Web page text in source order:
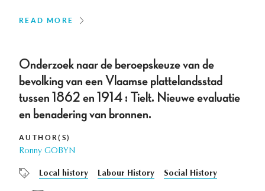
READ MORE
Onderzoek naar de beroepskeuze van de
bevolking van een Vlaamse plattelandsstad
tussen 1862 en 1914 : Tielt. Nieuwe evaluatie
en benadering van bronnen.
AUTHOR(S)
Ronny GOBYN
Local history Labour History Social History